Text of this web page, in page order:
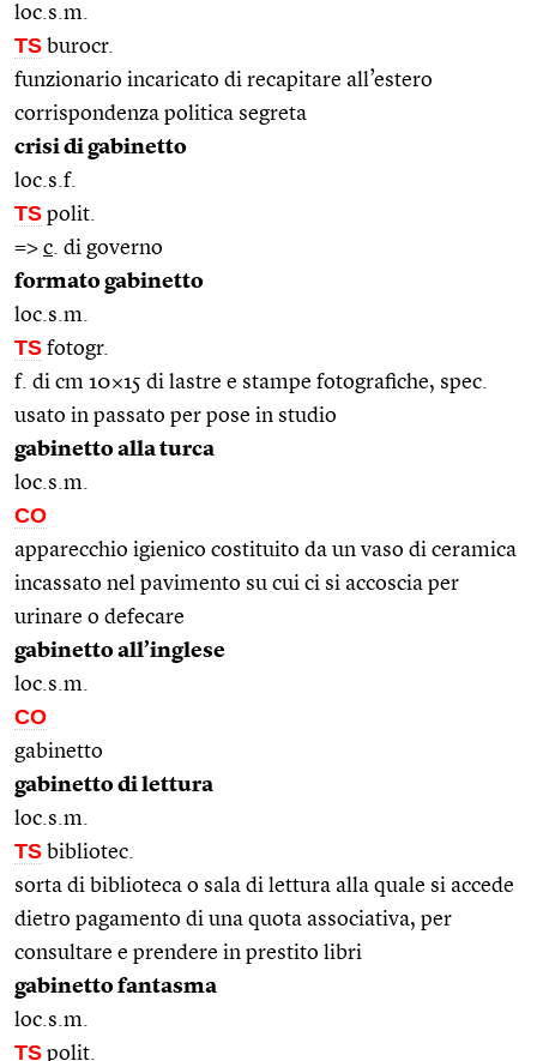
loc.s.m.
TS burocr.
funzionario incaricato di recapitare all’estero
corrispondenza politica segreta
crisi di gabinetto
loc.s.f.
TS polit.
=> c . di governo
formato gabinetto
loc.s.m.
TS fotogr.
f. di cm 10×15 di lastre e stampe fotografiche, spec.
usato in passato per pose in studio
gabinetto alla turca
loc.s.m.
CO
apparecchio igienico costituito da un vaso di ceramica
incassato nel pavimento su cui ci si accoscia per
urinare o defecare
gabinetto all’inglese
loc.s.m.
CO
gabinetto
gabinetto di lettura
loc.s.m.
TS bibliotec.
sorta di biblioteca o sala di lettura alla quale si accede
dietro pagamento di una quota associativa, per
consultare e prendere in prestito libri
gabinetto fantasma
loc.s.m.
TS polit.